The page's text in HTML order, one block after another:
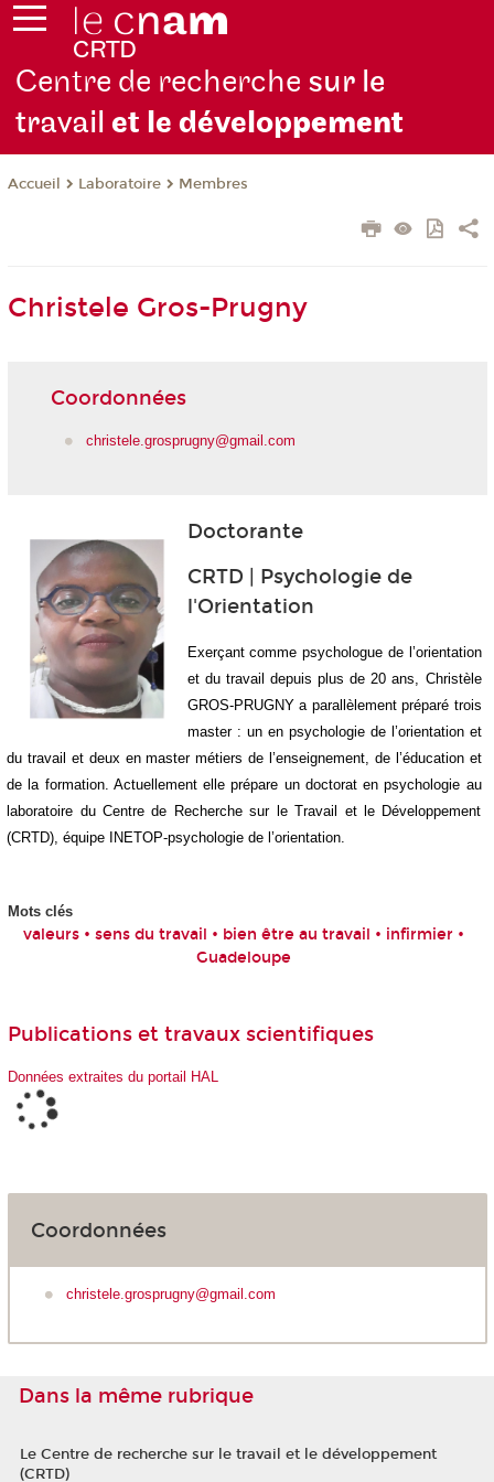
Centre de recherche sur le
travailet le développement
Accueil Laboratoire Membres
Christele Gros-Prugny
Coordonnées
christele.grosprugny@gmail.com
Doctorante
CRTD | Psychologie de
l'Orientation
Exerçant comme psychologue de l’orientation
et du travail depuis plus de 20 ans, Christèle
GROS-PRUGNY a parallèlement préparé trois
master : un en psychologie de l’orientation et
du travail et deux en master métiers de l’enseignement, de l’éducation et
de la formation. Actuellement elle prépare un doctorat en psychologie au
laboratoire du Centre de Recherche sur le Travail et le Développement
(CRTD), équipe INETOP-psychologie de l’orientation.
Mots clés
valeurs • sens du travail • bien être au travail • infirmier •
Guadeloupe
Publications et travaux scientifiques
Données extraites du portail HAL
Coordonnées
christele.grosprugny@gmail.com
Dans la même rubrique
Le Centre de recherche sur le travail et le développement
(CRTD)